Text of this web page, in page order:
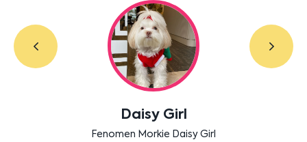
Labradoodle Bruno
Bensu Soral'ın dostu Bruno